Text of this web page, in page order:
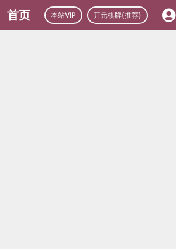
首页 本站VIP 开元棋牌(推荐)